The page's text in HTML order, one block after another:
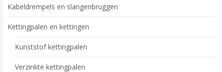
Kabeldrempels en slangenbruggen
Kettingpalen en kettingen
Kunststof kettingpalen
Verzinkte kettingpalen